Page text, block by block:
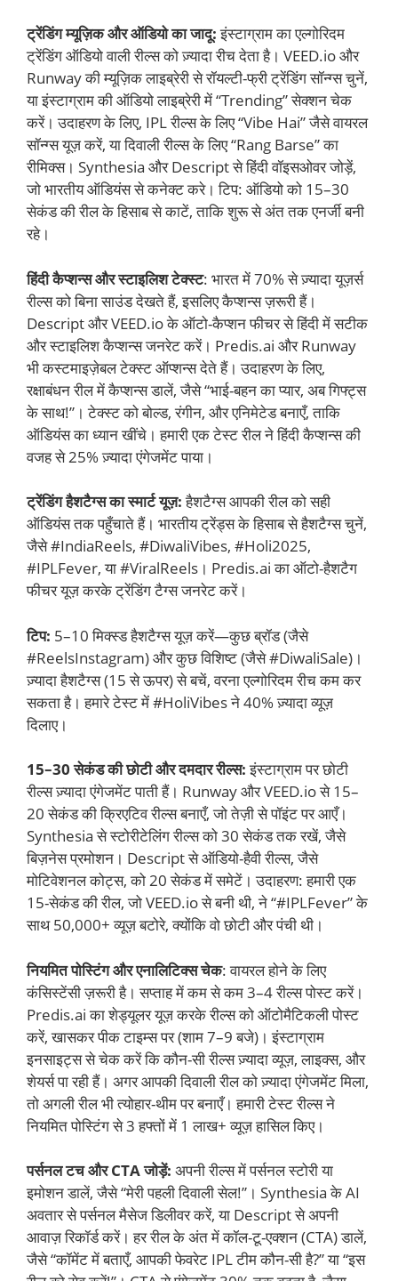
ट्रेंडिंग म्यूज़िक और ऑडियो का जादू:इंस्टाग्राम का एल्गोरिदम
ट्रेंडिंग ऑडियो वाली रील्स को ज़्यादा रीच देता है। VEED.io और
Runway की म्यूज़िक लाइब्रेरी से रॉयल्टी-फ्री ट्रेंडिंग सॉन्ग्स चुनें,
या इंस्टाग्राम की ऑडियो लाइब्रेरी में “Trending” सेक्शन चेक
करें। उदाहरण के लिए, IPL रील्स के लिए “Vibe Hai” जैसे वायरल
सॉन्ग्स यूज़ करें, या दिवाली रील्स के लिए “Rang Barse” का
रीमिक्स। Synthesia और Descript से हिंदी वॉइसओवर जोड़ें,
जो भारतीय ऑडियंस से कनेक्ट करे। टिप: ऑडियो को 15–30
सेकंड की रील के हिसाब से काटें, ताकि शुरू से अंत तक एनर्जी बनी
रहे।
हिंदी कैप्शन्स और स्टाइलिश टेक्स्ट: भारत में 70% से ज़्यादा यूज़र्स
रील्स को बिना साउंड देखते हैं, इसलिए कैप्शन्स ज़रूरी हैं।
Descript और VEED.io के ऑटो-कैप्शन फीचर से हिंदी में सटीक
और स्टाइलिश कैप्शन्स जनरेट करें। Predis.ai और Runway
भी कस्टमाइज़ेबल टेक्स्ट ऑप्शन्स देते हैं। उदाहरण के लिए,
रक्षाबंधन रील में कैप्शन्स डालें, जैसे “भाई-बहन का प्यार, अब गिफ्ट्स
के साथ!”। टेक्स्ट को बोल्ड, रंगीन, और एनिमेटेड बनाएँ, ताकि
ऑडियंस का ध्यान खींचे। हमारी एक टेस्ट रील ने हिंदी कैप्शन्स की
वजह से 25% ज़्यादा एंगेजमेंट पाया।
ट्रेंडिंग हैशटैग्स का स्मार्ट यूज़:हैशटैग्स आपकी रील को सही
ऑडियंस तक पहुँचाते हैं। भारतीय ट्रेंड्स के हिसाब से हैशटैग्स चुनें,
जैसे #IndiaReels, #DiwaliVibes, #Holi2025,
#IPLFever, या #ViralReels। Predis.ai का ऑटो-हैशटैग
फीचर यूज़ करके ट्रेंडिंग टैग्स जनरेट करें।
टिप: 5–10 मिक्स्ड हैशटैग्स यूज़ करें—कुछ ब्रॉड (जैसे
#ReelsInstagram) और कुछ विशिष्ट (जैसे #DiwaliSale)।
ज़्यादा हैशटैग्स (15 से ऊपर) से बचें, वरना एल्गोरिदम रीच कम कर
सकता है। हमारे टेस्ट में #HoliVibes ने 40% ज़्यादा व्यूज़
दिलाए।
15–30 सेकंड की छोटी और दमदार रील्स:इंस्टाग्राम पर छोटी
रील्स ज़्यादा एंगेजमेंट पाती हैं। Runway और VEED.io से 15–
20 सेकंड की क्रिएटिव रील्स बनाएँ, जो तेज़ी से पॉइंट पर आएँ।
Synthesia से स्टोरीटेलिंग रील्स को 30 सेकंड तक रखें, जैसे
बिज़नेस प्रमोशन। Descript से ऑडियो-हैवी रील्स, जैसे
मोटिवेशनल कोट्स, को 20 सेकंड में समेटें। उदाहरण: हमारी एक
15-सेकंड की रील, जो VEED.io से बनी थी, ने “#IPLFever” के
साथ 50,000+ व्यूज़ बटोरे, क्योंकि वो छोटी और पंची थी।
नियमित पोस्टिंग और एनालिटिक्स चेक: वायरल होने के लिए
कंसिस्टेंसी ज़रूरी है। सप्ताह में कम से कम 3–4 रील्स पोस्ट करें।
Predis.ai का शेड्यूलर यूज़ करके रील्स को ऑटोमैटिकली पोस्ट
करें, खासकर पीक टाइम्स पर (शाम 7–9 बजे)। इंस्टाग्राम
इनसाइट्स से चेक करें कि कौन-सी रील्स ज़्यादा व्यूज़, लाइक्स, और
शेयर्स पा रही हैं। अगर आपकी दिवाली रील को ज़्यादा एंगेजमेंट मिला,
तो अगली रील भी त्योहार-थीम पर बनाएँ। हमारी टेस्ट रील्स ने
नियमित पोस्टिंग से 3 हफ्तों में 1 लाख+ व्यूज़ हासिल किए।
पर्सनल टच और CTA जोड़ें: अपनी रील्स में पर्सनल स्टोरी या
इमोशन डालें, जैसे “मेरी पहली दिवाली सेल!”। Synthesia के AI
अवतार से पर्सनल मैसेज डिलीवर करें, या Descript से अपनी
आवाज़ रिकॉर्ड करें। हर रील के अंत में कॉल-टू-एक्शन (CTA) डालें,
जैसे “कॉमेंट में बताएँ, आपकी फेवरेट IPL टीम कौन-सी है?” या “इस